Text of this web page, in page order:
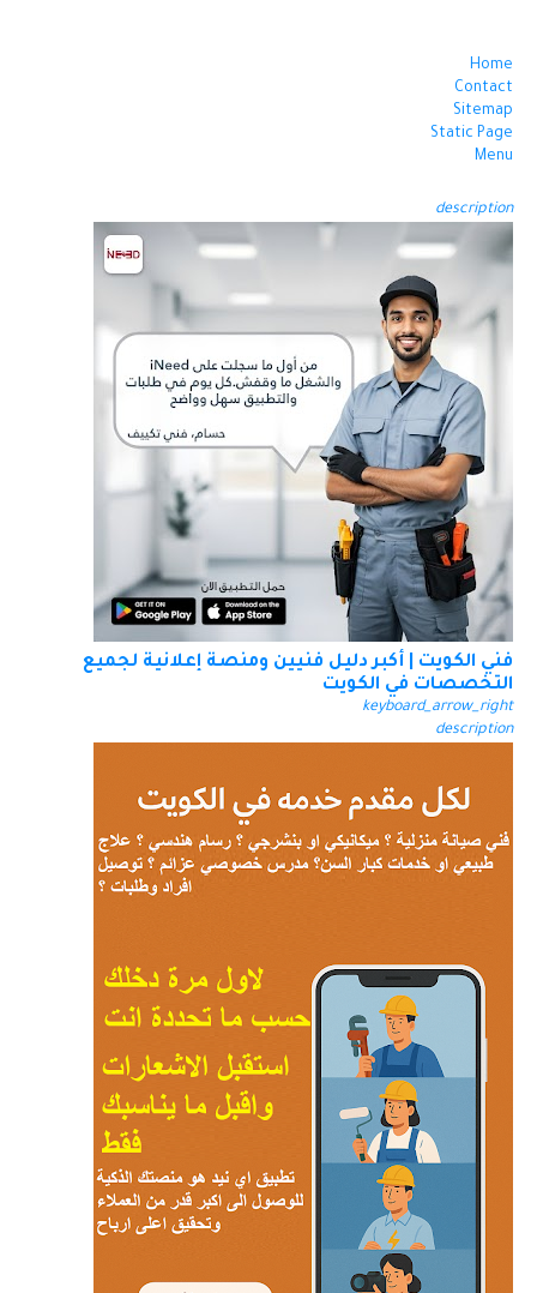
Home
Contact
Sitemap
Static Page
Menu
description
فني الكويت | أكبر دليل فنيين ومنصة إعلانية لجميع
التخصصات في الكويت
keyboard_arrow_right
description